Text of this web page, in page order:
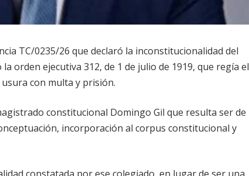
TC/0235/26 que declaró la inconstitucionalidad del
orden ejecutiva 312, de 1 de julio de 1919, que regía el
con multa y prisión.
constitucional Domingo Gil que resulta ser de
incorporación al corpus constitucional y